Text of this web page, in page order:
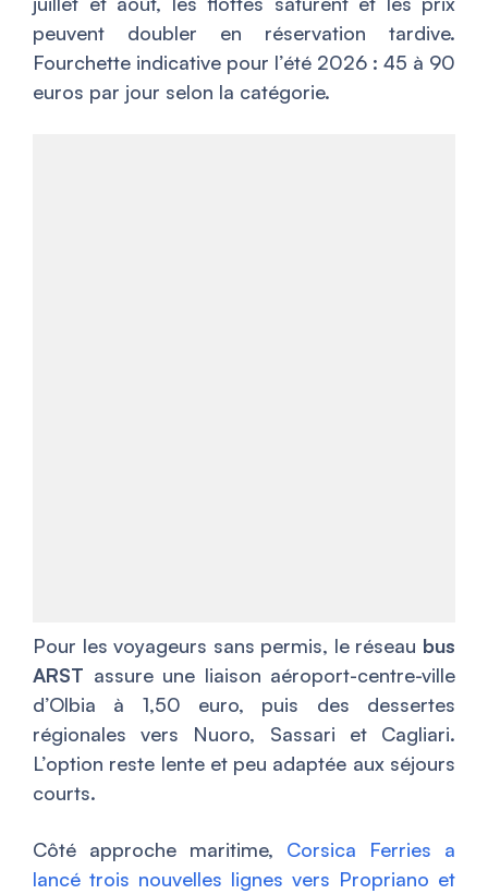
peuvent doubler en réservation tardive.
Fourchette indicative pour l’été 2026 : 45 à 90
euros par jour selon la catégorie.
Pour les voyageurs sans permis, le réseau bus
ARST assure une liaison aéroport-centre-ville
d’Olbia à 1,50 euro, puis des dessertes
régionales vers Nuoro, Sassari et Cagliari.
L’option reste lente et peu adaptée aux séjours
courts.
Côté approche maritime, Corsica Ferries a
lancé trois nouvelles lignes vers Propriano et